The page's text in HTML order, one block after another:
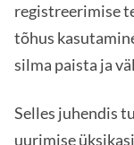
registreerimise
tõhus
silma paista ja
Selles juhendis
uurimise